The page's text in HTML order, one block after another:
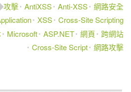
攻擊 AntiXSS Anti-XSS 網路安全
XSS Cross-Site Scripting
Microsoft ASP.NET 網頁
跨網站
Cross-Site Script 網路攻擊